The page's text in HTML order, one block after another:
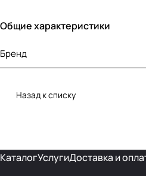
Общие характеристики
Бренд
Назад к списку
КаталогУслугиДоставка и